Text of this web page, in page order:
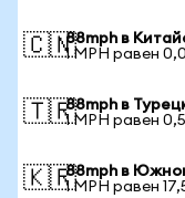
🇨🇳88mph в
1 MPH равен
🇹🇷88mph в
1 MPH равен
🇰🇷88mph в
1 MPH равен